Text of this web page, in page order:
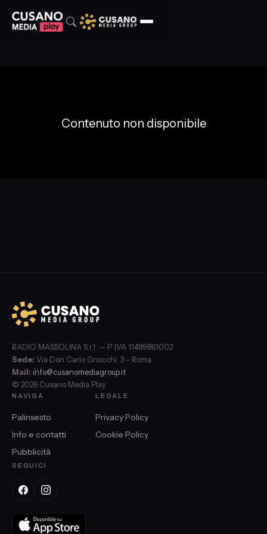
Contenuto non disponibile
RADIO MASSOLINA S.r.l. — P. IVA 11489861002
Sede: Via Don Carlo Gnocchi, 3 – Roma
Mail: info@cusanomediagroup.it
© 2026 Cusano Media Play
NAVIGA
Palinsesto
Info e contatti
Pubblicità
LEGALE
Privacy Policy
Cookie Policy
SEGUICI